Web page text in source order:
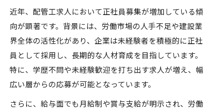
近年、配管工求人において正社員募集が増加している傾
向が顕著です。背景には、労働市場の人手不足や建設業
界全体の活性化があり、企業は未経験者を積極的に正社
員として採用し、長期的な人材育成を目指しています。
特に、学歴不問や未経験歓迎を打ち出す求人が増え、幅
広い層からの応募が可能となっています。
さらに、給与面でも月給制や賞与支給が明示され、労働